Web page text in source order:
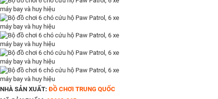
NHÀ SẢN XUẤT: ĐỒ CHƠI TRUNG QUỐC